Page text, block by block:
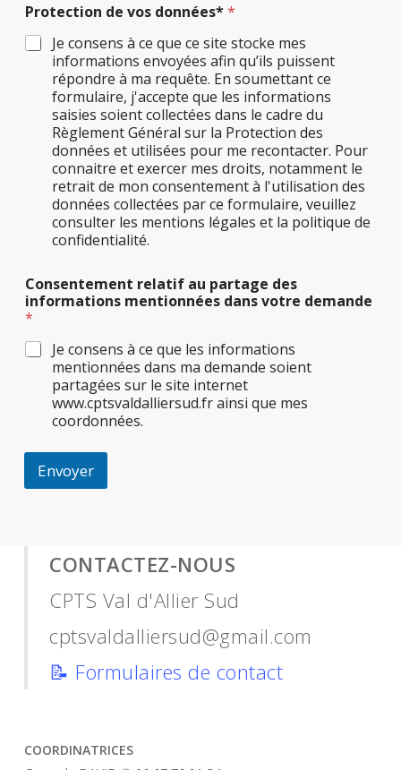
Protection de vos données**
Je consens à ce que ce site stocke mes
informations envoyées afin qu’ils puissent
répondre à ma requête. En soumettant ce
formulaire, j'accepte que les informations
saisies soient collectées dans le cadre du
Règlement Général sur la Protection des
données et utilisées pour me recontacter. Pour
connaitre et exercer mes droits, notamment le
retrait de mon consentement à l'utilisation des
données collectées par ce formulaire, veuillez
consulter les mentions légales et la politique de
confidentialité.
Consentement relatif au partage des
informations mentionnées dans votre demande
*
Je consens à ce que les informations
mentionnées dans ma demande soient
partagées sur le site internet
www.cptsvaldalliersud.fr ainsi que mes
coordonnées.
Envoyer
CONTACTEZ-NOUS
CPTS Val d'Allier Sud
cptsvaldalliersud@gmail.com
📝 Formulaires de contact
COORDINATRICES